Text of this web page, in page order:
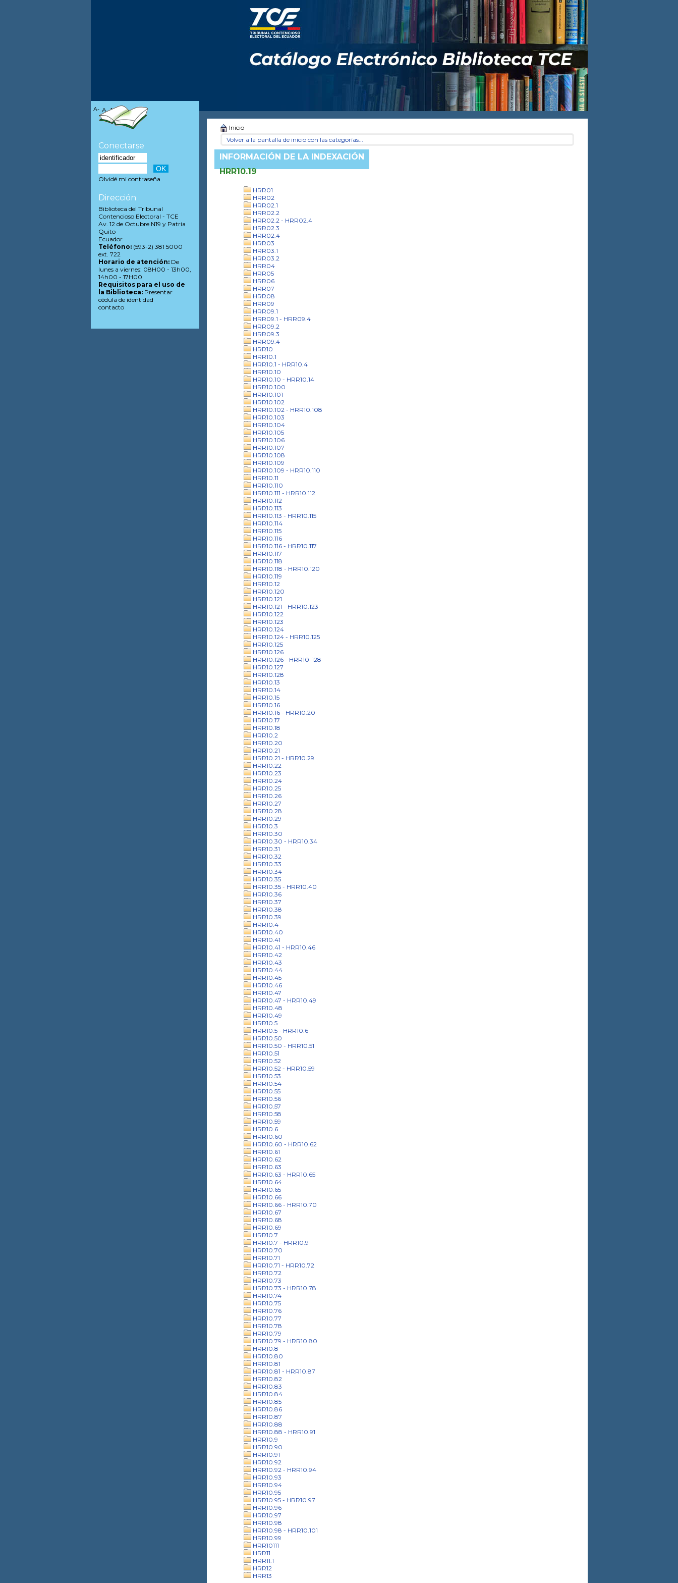
Inicio
Volver a la pantalla de inicio con las categorías...
INFORMACIÓN DE LA INDEXACIÓN
HRR10.19
HRR01
HRR02
HRR02.1
HRR02.2
HRR02.2 - HRR02.4
HRR02.3
HRR02.4
HRR03
HRR03.1
HRR03.2
HRR04
HRR05
HRR06
HRR07
HRR08
HRR09
HRR09.1
HRR09.1 - HRR09.4
HRR09.2
HRR09.3
HRR09.4
HRR10
HRR10.1
HRR10.1 - HRR10.4
HRR10.10
HRR10.10 - HRR10.14
HRR10.100
HRR10.101
HRR10.102
HRR10.102 - HRR10.108
HRR10.103
HRR10.104
HRR10.105
HRR10.106
HRR10.107
HRR10.108
HRR10.109
HRR10.109 - HRR10.110
HRR10.11
HRR10.110
HRR10.111 - HRR10.112
HRR10.112
HRR10.113
HRR10.113 - HRR10.115
HRR10.114
HRR10.115
HRR10.116
HRR10.116 - HRR10.117
HRR10.117
HRR10.118
HRR10.118 - HRR10.120
HRR10.119
HRR10.12
HRR10.120
HRR10.121
HRR10.121 - HRR10.123
HRR10.122
HRR10.123
HRR10.124
HRR10.124 - HRR10.125
HRR10.125
HRR10.126
HRR10.126 - HRR10-128
HRR10.127
HRR10.128
HRR10.13
HRR10.14
HRR10.15
HRR10.16
HRR10.16 - HRR10.20
HRR10.17
HRR10.18
HRR10.2
HRR10.20
HRR10.21
HRR10.21 - HRR10.29
HRR10.22
HRR10.23
HRR10.24
HRR10.25
HRR10.26
HRR10.27
HRR10.28
HRR10.29
HRR10.3
HRR10.30
HRR10.30 - HRR10.34
HRR10.31
HRR10.32
HRR10.33
HRR10.34
HRR10.35
HRR10.35 - HRR10.40
HRR10.36
HRR10.37
HRR10.38
HRR10.39
HRR10.4
HRR10.40
HRR10.41
HRR10.41 - HRR10.46
HRR10.42
HRR10.43
HRR10.44
HRR10.45
HRR10.46
HRR10.47
HRR10.47 - HRR10.49
HRR10.48
HRR10.49
HRR10.5
HRR10.5 - HRR10.6
HRR10.50
HRR10.50 - HRR10.51
HRR10.51
HRR10.52
HRR10.52 - HRR10.59
HRR10.53
HRR10.54
HRR10.55
HRR10.56
HRR10.57
HRR10.58
HRR10.59
HRR10.6
HRR10.60
HRR10.60 - HRR10.62
HRR10.61
HRR10.62
HRR10.63
HRR10.63 - HRR10.65
HRR10.64
HRR10.65
HRR10.66
HRR10.66 - HRR10.70
HRR10.67
HRR10.68
HRR10.69
HRR10.7
HRR10.7 - HRR10.9
HRR10.70
HRR10.71
HRR10.71 - HRR10.72
HRR10.72
HRR10.73
HRR10.73 - HRR10.78
HRR10.74
HRR10.75
HRR10.76
HRR10.77
HRR10.78
HRR10.79
HRR10.79 - HRR10.80
HRR10.8
HRR10.80
HRR10.81
HRR10.81 - HRR10.87
HRR10.82
HRR10.83
HRR10.84
HRR10.85
HRR10.86
HRR10.87
HRR10.88
HRR10.88 - HRR10.91
HRR10.9
HRR10.90
HRR10.91
HRR10.92
HRR10.92 - HRR10.94
HRR10.93
HRR10.94
HRR10.95
HRR10.95 - HRR10.97
HRR10.96
HRR10.97
HRR10.98
HRR10.98 - HRR10.101
HRR10.99
HRR10111
HRR11
HRR11.1
HRR12
HRR13
A- A A+
Conectarse
Olvidé mi contraseña
Dirección
Biblioteca del Tribunal
Contencioso Electoral - TCE
Av. 12 de Octubre N19 y Patria
Quito
Ecuador
Teléfono:(593-2) 381 5000
ext. 722
Horario de atención:De
lunes a viernes: 08H00 - 13h00,
14h00 - 17H00
Requisitos para el uso de
la Biblioteca:Presentar
cédula de identidad
contacto